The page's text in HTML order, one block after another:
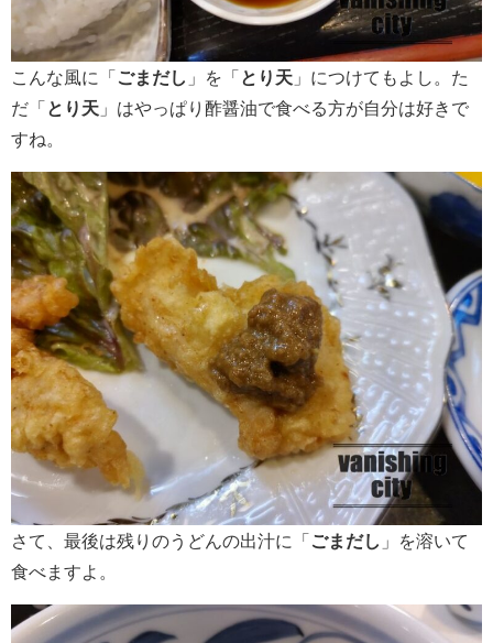
こんな風に「 ごまだし 」を「 とり天 」につけてもよし。た
だ「 とり天 」はやっぱり酢醤油で食べる方が自分は好きで
すね。
さて、最後は残りのうどんの出汁に「 ごまだし 」を溶いて
食べますよ。